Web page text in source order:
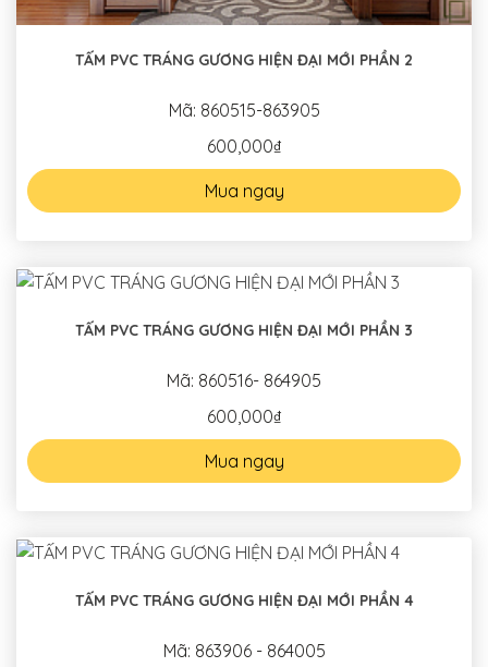
TẤM PVC TRÁNG GƯƠNG HIỆN ĐẠI MỚI PHẦN 2
Mã: 860515-863905
600,000₫
Mua ngay
TẤM PVC TRÁNG GƯƠNG HIỆN ĐẠI MỚI PHẦN 3
Mã: 860516- 864905
600,000₫
Mua ngay
TẤM PVC TRÁNG GƯƠNG HIỆN ĐẠI MỚI PHẦN 4
Mã: 863906 - 864005